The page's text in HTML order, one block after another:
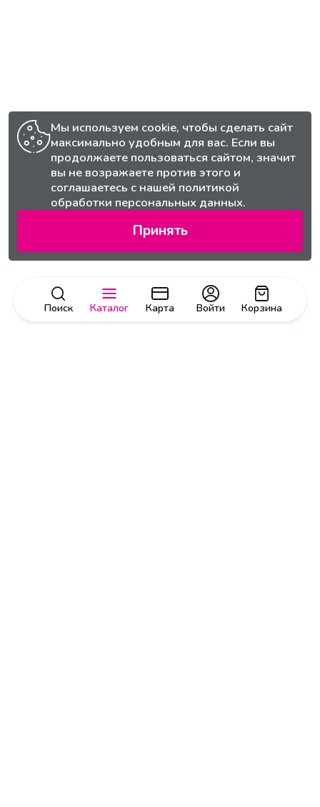
Поиск Каталог Карта Корзина
Войти
Мы используем cookie, чтобы сделать сайт
максимально удобным для вас. Если вы
продолжаете пользоваться сайтом, значит
вы не возражаете против этого и
соглашаетесь с нашей политикой
обработки персональных данных.
Принять